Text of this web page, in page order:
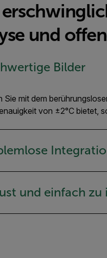
und
Bilder
Sie mit dem
von ±2°C bietet,
und einfach zu